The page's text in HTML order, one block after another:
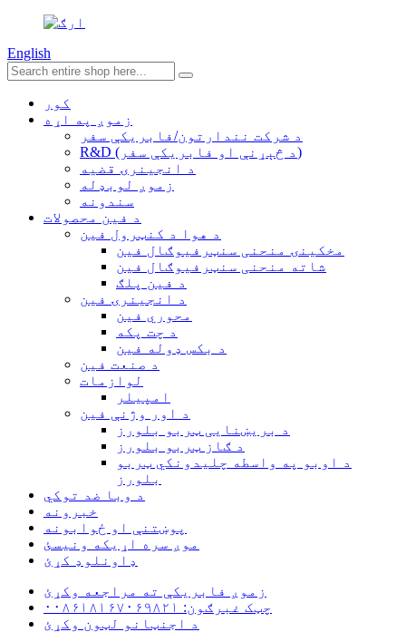
English
کور
زموږ په اړه
د شرکت نندارتون/فابریکې سفر
R&D (د څېړنې او فابریکې سفر)
د انجینرۍ قضیه
زموږ لوبډله
سندونه
د فین محصولات
د هوا د کنټرول فین
مخکینۍ منحنی سنټرفیوګال فین
شاته منحنی سنټرفیوګال فین
د فین پلګ
د انجینرۍ فین
محوري فین
د چت پکه
د بکس ډوله فین
د صنعت فین
لوازمات
امپیلر
د اور وژنې فین
د بریښنایی ټربو بلورز
د ګاز ټربو بلورز
د اوبو په واسطه چلیدونکي ټربو
بلورز
د وبا ضد توکي
خبرونه
پوښتنې او ځوابونه
موږ سره اړیکه ونیسئ
ډاونلوډ کړئ
زموږ فابریکې ته مراجعه وکړئ
چټک غبرګون: ۰۰۸۶۱۸۱۶۷۰۶۹۸۲۱
د اجنټانو لټون وکړئ